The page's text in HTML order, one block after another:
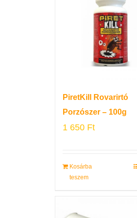
PiretKill Rovarirtó
Porzószer – 100g
1 650 Ft
Kosárba
teszem